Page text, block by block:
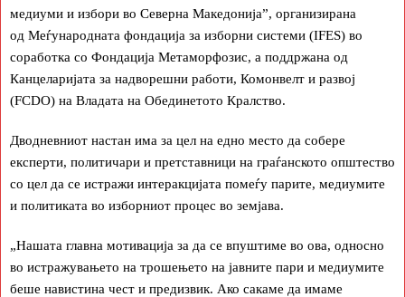
медиуми и избори во Северна Македонија”, организирана
од Меѓународната фондација за изборни системи (IFES) во
соработка со Фондација Метаморфозис, а поддржана од
Канцеларијата за надворешни работи, Комонвелт и развој
(FCDO) на Владата на Обединетото Кралство.
Дводневниот настан има за цел на едно место да собере
експерти, политичари и претставници на граѓанското општество
со цел да се истражи интеракцијата помеѓу парите, медиумите
и политиката во изборниот процес во земјава.
„Нашата главна мотивација за да се впуштиме во ова, односно
во истражувањето на трошењето на јавните пари и медиумите
беше навистина чест и предизвик. Ако сакаме да имаме